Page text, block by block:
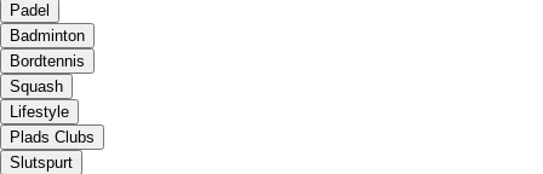
Padel
Badminton
Bordtennis
Squash
Lifestyle
Plads Clubs
Slutspurt